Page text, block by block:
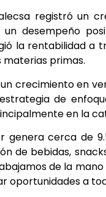
registró un
un desempeño
la rentabilidad a
primas.
crecimiento en
de
en la
genera cerca de
de bebidas,
de la
oportunidades a